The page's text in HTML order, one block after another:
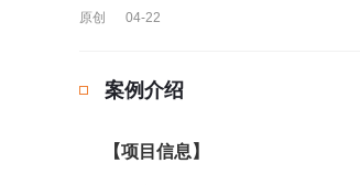
原创 04-22
案例介绍
【项目信息】